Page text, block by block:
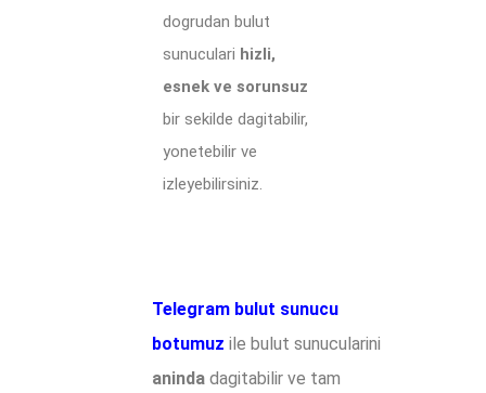
dogrudan bulut
sunuculari hizli,
esnek ve sorunsuz
bir sekilde dagitabilir,
yonetebilir ve
izleyebilirsiniz.
Telegram bulut sunucu
botumuz ile bulut sunucularini
aninda dagitabilir ve tam